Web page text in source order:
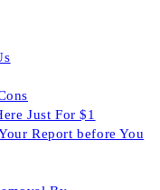
Just For $1
Report before You